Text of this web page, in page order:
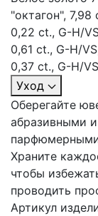
"октагон", 7,98
0,22 ct., G-H/
0,61 ct., G-H/
0,37 ct., G-H/
Уход
Оберегайте
абразивными
Храните
чтобы
проводить
Артикул